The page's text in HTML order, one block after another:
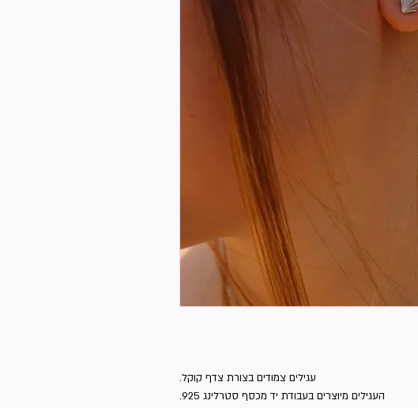
העגילים מיוצרים בעבודת יד מכסף סטרלינג 925.